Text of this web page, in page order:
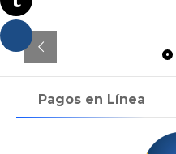
Pagos en Línea